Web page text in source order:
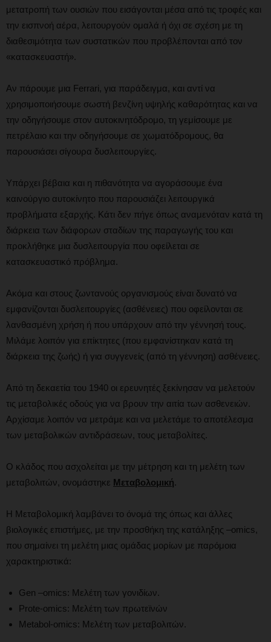
μετατροπή των ουσιών που εισάγονται μέσα από τις τροφές και
την εισπνοή αέρα, λειτουργούν ομαλά ή όχι σε σχέση με τη
διαθεσιμότητα των συστατικών που προβλέπονται από τον
«κατασκευαστή».
Αν πάρουμε μια Ferrari, για παράδειγμα, και αντί να
χρησιμοποιήσουμε σωστή βενζίνη υψηλής καθαρότητας και να
την οδηγήσουμε στον αυτοκινητόδρομο, τη γεμίσουμε με
πετρέλαιο και την οδηγήσουμε σε χωματόδρομους, θα
παρουσιάσει σίγουρα δυσλειτουργίες.
Υπάρχει βέβαια και η πιθανότητα να αγοράσουμε ένα
καινούργιο αυτοκίνητο που παρουσιάζει λειτουργικά
προβλήματα εξαρχής. Κάτι δεν πήγε όπως αναμενόταν κατά τη
διάρκεια των διάφορων σταδίων της παραγωγής του και
προκλήθηκε μια δυσλειτουργία που οφείλεται σε
κατασκευαστικό πρόβλημα.
Ακόμα και στους ζωντανούς οργανισμούς είναι δυνατό να
εμφανίζονται δυσλειτουργίες (ασθένειες) που οφείλονται σε
λανθασμένη χρήση ή που υπάρχουν από την γέννησή τους.
Μιλάμε λοιπόν για επίκτητες (που εμφανίστηκαν κατά τη
διάρκεια της ζωής) ή για συγγενείς (από τη γέννηση) ασθένειες.
Από τη δεκαετία του 1940 οι ερευνητές ξεκίνησαν να μελετούν
τις μεταβολικές οδούς για να βρουν την αιτία των ασθενειών.
Αρχίσαμε λοιπόν να μετράμε και να μελετάμε το αποτέλεσμα
των μεταβολικών αντιδράσεων, τους μεταβολίτες.
Ο κλάδος που ασχολείται με την μέτρηση και τη μελέτη των
μεταβολιτών, ονομάστηκε Μεταβολομική.
Η Μεταβολομική λαμβάνει το όνομά της όπως και άλλες
βιολογικές επιστήμες, με την προσθήκη της κατάληξης –omics,
που σημαίνει τη μελέτη μιας ομάδας μορίων με παρόμοια
χαρακτηριστικά:
Gen –omics: Μελέτη των γονιδίων.
Prote-omics: Μελέτη των πρωτεϊνών
Metabol-omics: Μελέτη των μεταβολιτών.